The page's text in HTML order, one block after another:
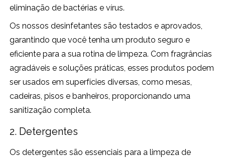
eliminação de bactérias e vírus.
Os nossos desinfetantes são testados e aprovados,
garantindo que você tenha um produto seguro e
eficiente para a sua rotina de limpeza. Com fragrâncias
agradáveis e soluções práticas, esses produtos podem
ser usados em superfícies diversas, como mesas,
cadeiras, pisos e banheiros, proporcionando uma
sanitização completa.
2. Detergentes
Os detergentes são essenciais para a limpeza de